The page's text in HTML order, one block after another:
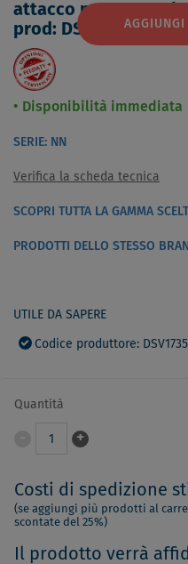
attacco m 10 per
prod: DSV17356
Disponibilità immediata
SERIE: NN
Verifica la scheda tecnica
SCOPRI TUTTA LA GAMMA
PRODOTTI DELLO STESSO
UTILE DA SAPERE
Codice produttore:
Quantità
1 +
Costi di spedizione
(se aggiungi più prodotti al
scontate del 25%)
Il prodotto verrà